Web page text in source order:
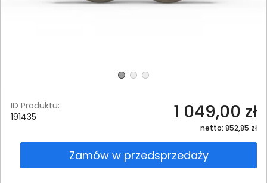
ID Produktu:
191435
1 049,00 zł
netto: 852,85 zł
Zamów w przedsprzedaży